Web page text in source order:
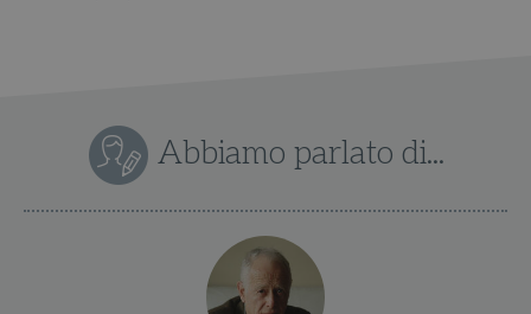
Abbiamo parlato di...